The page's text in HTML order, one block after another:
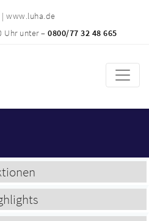
| www.luha.de
Uhr unter –0800/77 32 48 665